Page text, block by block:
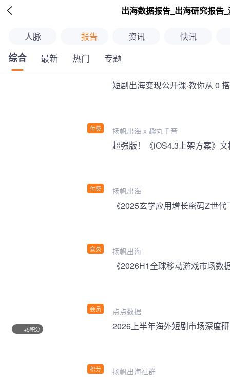
 出海数据报告_出海研究报告
人脉 报告 资讯 快讯
综合 最新 热门 专题
付费
短剧出海变现公开课·教你从 0
扬帆出海 x 趣丸千音
付费 扬帆出海
会员
《2025玄学应用增长密码Z世
扬帆出海
会员
《2026H1全球移动游戏市场数
点点数据
+5积分
积分
2026上半年海外短剧市场深度
扬帆出海社群